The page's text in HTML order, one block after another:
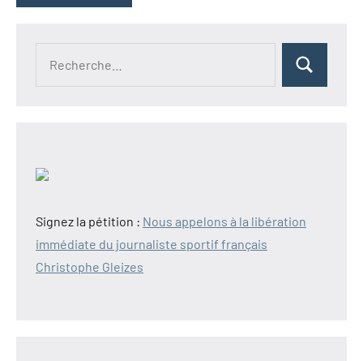
Rechercher
Signez la pétition : Nous appelons à la libération
immédiate du journaliste sportif français
Christophe Gleizes